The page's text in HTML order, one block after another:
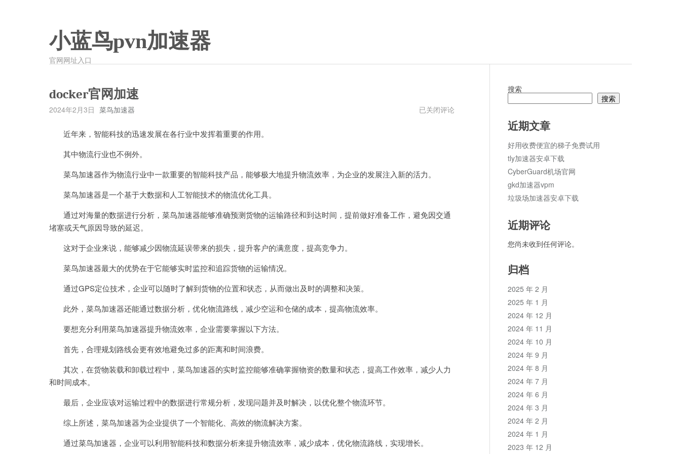
小蓝鸟pvn加速器
官网网址入口
docker官网加速
2024年2月3日 菜鸟加速器
docker
已关闭评论
近年来，智能科技的迅速发展在各行业中发挥着重要的作用。
其中物流行业也不例外。
菜鸟加速器作为物流行业中一款重要的智能科技产品，能够极大地提升物流效率，为企业的发展注入新的活力。
菜鸟加速器是一个基于大数据和人工智能技术的物流优化工具。
通过对海量的数据进行分析，菜鸟加速器能够准确预测货物的运输路径和到达时间，提前做好准备工作，避免因交通
堵塞或天气原因导致的延迟。
这对于企业来说，能够减少因物流延误带来的损失，提升客户的满意度，提高竞争力。
菜鸟加速器最大的优势在于它能够实时监控和追踪货物的运输情况。
通过GPS定位技术，企业可以随时了解到货物的位置和状态，从而做出及时的调整和决策。
此外，菜鸟加速器还能通过数据分析，优化物流路线，减少空运和仓储的成本，提高物流效率。
要想充分利用菜鸟加速器提升物流效率，企业需要掌握以下方法。
首先，合理规划路线会更有效地避免过多的距离和时间浪费。
其次，在货物装载和卸载过程中，菜鸟加速器的实时监控能够准确掌握物资的数量和状态，提高工作效率，减少人力
和时间成本。
最后，企业应该对运输过程中的数据进行常规分析，发现问题并及时解决，以优化整个物流环节。
综上所述，菜鸟加速器为企业提供了一个智能化、高效的物流解决方案。
通过菜鸟加速器，企业可以利用智能科技和数据分析来提升物流效率，减少成本，优化物流路线，实现增长。
搜索
搜索
近期文章
好用收费便宜的梯子免费试用
tly加速器安卓下载
CyberGuard机场官网
gkd加速器vpm
垃圾场加速器安卓下载
近期评论
您尚未收到任何评论。
归档
2025 年 2 月
2025 年 1 月
2024 年 12 月
2024 年 11 月
2024 年 10 月
2024 年 9 月
2024 年 8 月
2024 年 7 月
2024 年 6 月
2024 年 3 月
2024 年 2 月
2024 年 1 月
2023 年 12 月